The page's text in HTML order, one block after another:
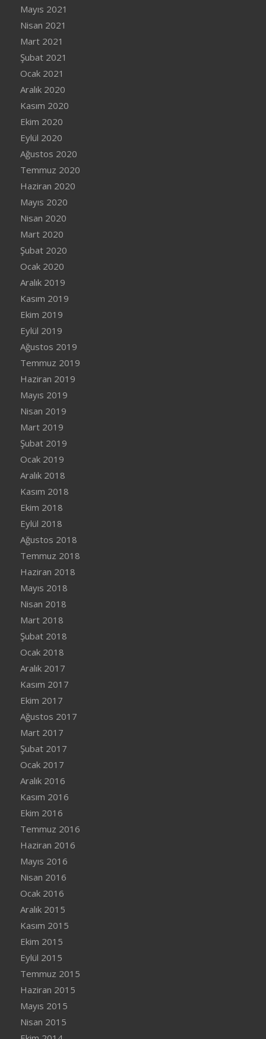
Mayıs 2021
Nisan 2021
Mart 2021
Şubat 2021
Ocak 2021
Aralık 2020
Kasım 2020
Ekim 2020
Eylül 2020
Ağustos 2020
Temmuz 2020
Haziran 2020
Mayıs 2020
Nisan 2020
Mart 2020
Şubat 2020
Ocak 2020
Aralık 2019
Kasım 2019
Ekim 2019
Eylül 2019
Ağustos 2019
Temmuz 2019
Haziran 2019
Mayıs 2019
Nisan 2019
Mart 2019
Şubat 2019
Ocak 2019
Aralık 2018
Kasım 2018
Ekim 2018
Eylül 2018
Ağustos 2018
Temmuz 2018
Haziran 2018
Mayıs 2018
Nisan 2018
Mart 2018
Şubat 2018
Ocak 2018
Aralık 2017
Kasım 2017
Ekim 2017
Ağustos 2017
Mart 2017
Şubat 2017
Ocak 2017
Aralık 2016
Kasım 2016
Ekim 2016
Temmuz 2016
Haziran 2016
Mayıs 2016
Nisan 2016
Ocak 2016
Aralık 2015
Kasım 2015
Ekim 2015
Eylül 2015
Temmuz 2015
Haziran 2015
Mayıs 2015
Nisan 2015